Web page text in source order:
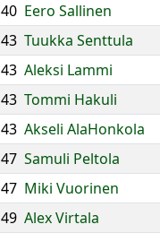
40 Eero Sallinen
43 Tuukka Senttula
43 Aleksi Lammi
43 Tommi Hakuli
43 Akseli AlaHonkola
47 Samuli Peltola
47 Miki Vuorinen
49 Alex Virtala